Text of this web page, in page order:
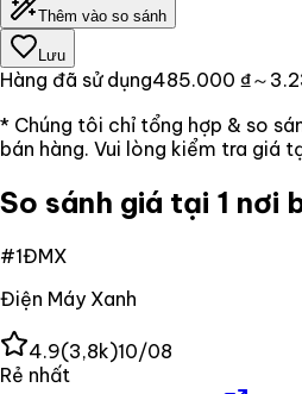
Thêm vào so sánh
Lưu
Hàng đã sử dụng485.000 ₫～
* Chúng tôi chỉ tổng hợp & so
bán hàng. Vui lòng kiểm tra giá
So sánh giá tại 1 nơi
#1ĐMX
Điện Máy Xanh
4.9(3,8k)10/08
Rẻ nhất